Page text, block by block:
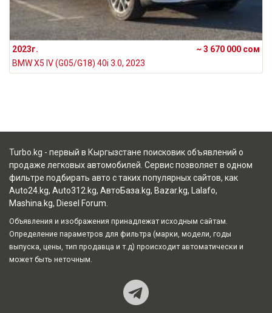
2023г.
~ 3 670 000 сом
BMW X5 IV (G05/G18) 40i 3.0, 2023
Turbo.kg - первый в Кыргызстане поисковик объявлений о
продаже легковых автомобилей. Сервис позволяет в одном
фильтре подбирать авто с таких популярных сайтов, как
Auto24.kg, Auto312.kg, АвтоБаза.kg, Bazar.kg, Lalafo,
Mashina.kg, Diesel Forum
Объявления и изображения принадлежат исходным сайтам.
Определение параметров для фильтра (марки, модели, годы
выпуска, цены, тип продавца и т.д) происходит автоматически и
может быть неточным.
Наш